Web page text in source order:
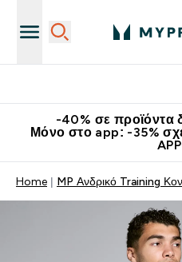
-40% σε προϊόντα
Μόνο στο app: -35%
Home MP Ανδρικό Training